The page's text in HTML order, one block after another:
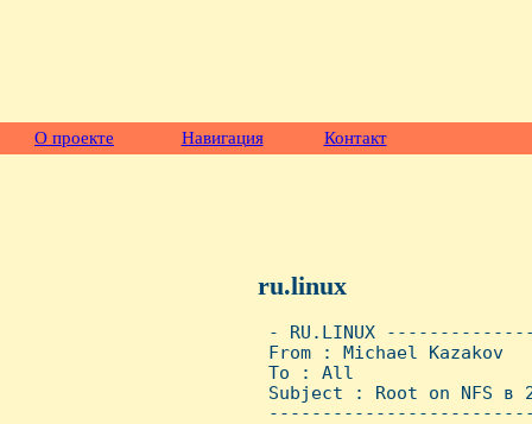
О проекте Навигация Контакт
ru.linux
- RU.LINUX
From : Michael
To : All
Subject : Root on NFS в